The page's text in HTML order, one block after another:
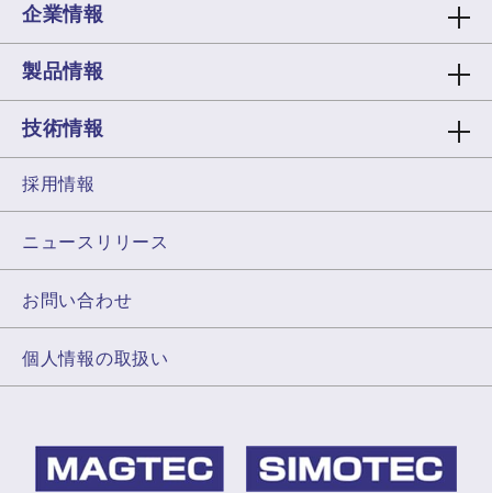
企業情報
製品情報
技術情報
採用情報
ニュースリリース
お問い合わせ
個人情報の取扱い